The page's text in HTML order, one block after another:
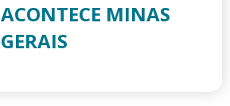
ACONTECE MINAS
GERAIS